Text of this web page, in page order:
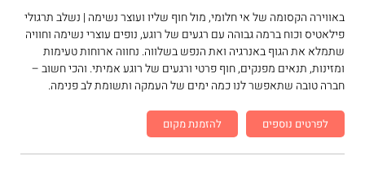
באווירה הקסומה של אי חלומי, מול חוף שליו ועוצר נשימה | נשלב תרגולי
פילאטיס וכוח ברמה גבוהה עם רגעים של רוגע, נופים עוצרי נשימה וחוויה
שתמלא את הגוף באנרגיה ואת הנפש בשלווה. נחווה ארוחות טעימות
ומזינות, תנאים מפנקים, חוף פרטי ורגעים של רוגע אמיתי. והכי חשוב –
חברה טובה שתאפשר לנו כמה ימים של העמקה ותשומת לב פנימה.
לפרטים נוספים להזמנת מקום